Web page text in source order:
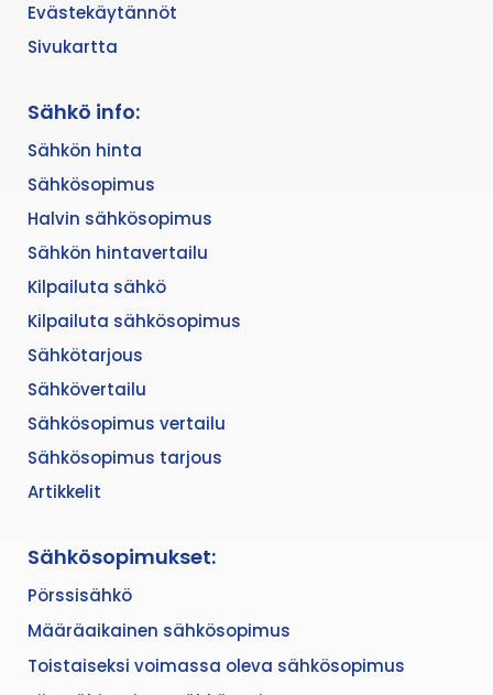
Evästekäytännöt
Sivukartta
Sähkö info:
Sähkön hinta
Sähkösopimus
Halvin sähkösopimus
Sähkön hintavertailu
Kilpailuta sähkö
Kilpailuta sähkösopimus
Sähkötarjous
Sähkövertailu
Sähkösopimus vertailu
Sähkösopimus tarjous
Artikkelit
Sähkösopimukset:
Pörssisähkö
Määräaikainen sähkösopimus
Toistaiseksi voimassa oleva sähkösopimus